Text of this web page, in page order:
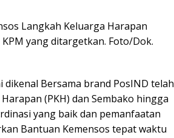
Langkah Keluarga Harapan
yang ditargetkan. Foto/Dok.
dikenal Bersama brand PosIND telah
(PKH) dan Sembako hingga
yang baik dan pemanfaatan
Bantuan Kemensos tepat waktu